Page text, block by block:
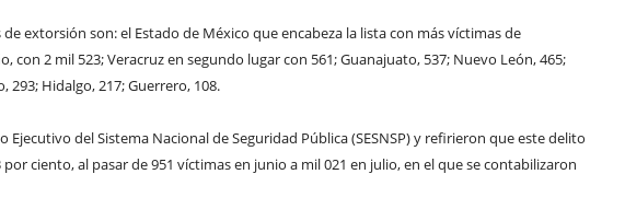
extorsión son: el Estado de México que encabeza la lista con más víctimas de
con 2 mil 523; Veracruz en segundo lugar con 561; Guanajuato, 537; Nuevo León, 465;
293; Hidalgo, 217; Guerrero, 108.
Ejecutivo del Sistema Nacional de Seguridad Pública (SESNSP) y refirieron que este delito
ciento, al pasar de 951 víctimas en junio a mil 021 en julio, en el que se contabilizaron